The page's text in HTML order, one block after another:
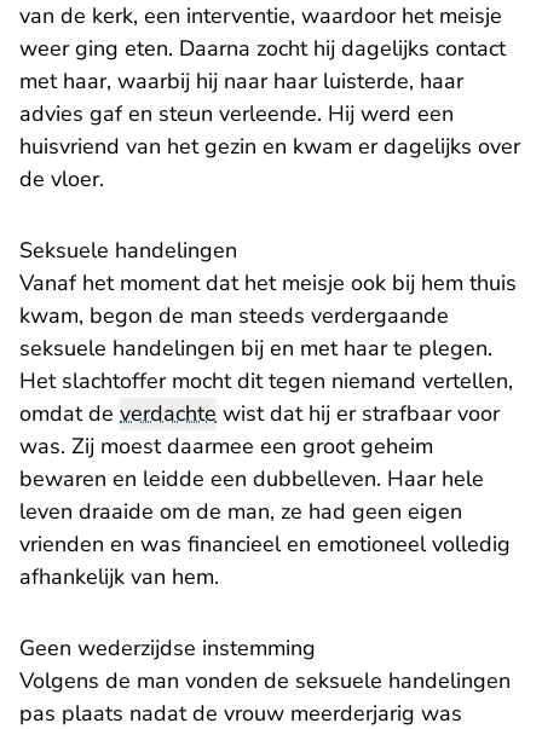
van de kerk, een interventie, waardoor het meisje
weer ging eten. Daarna zocht hij dagelijks contact
met haar, waarbij hij naar haar luisterde, haar
advies gaf en steun verleende. Hij werd een
huisvriend van het gezin en kwam er dagelijks over
de vloer.
Seksuele handelingen
Vanaf het moment dat het meisje ook bij hem thuis
kwam, begon de man steeds verdergaande
seksuele handelingen bij en met haar te plegen.
Het slachtoffer mocht dit tegen niemand vertellen,
omdat de verdachte wist dat hij er strafbaar voor
was. Zij moest daarmee een groot geheim
bewaren en leidde een dubbelleven. Haar hele
leven draaide om de man, ze had geen eigen
vrienden en was financieel en emotioneel volledig
afhankelijk van hem.
Geen wederzijdse instemming
Volgens de man vonden de seksuele handelingen
pas plaats nadat de vrouw meerderjarig was